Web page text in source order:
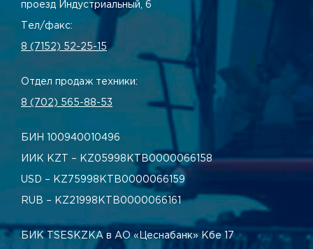
проезд Индустриальный, 6
Тел/факс:
8 (7152) 52-25-15
Отдел продаж техники:
8 (702) 565-88-53
БИН 100940010496
ИИК KZT – KZ05998КТВ0000066158
USD – KZ75998КТВ0000066159
RUB – KZ21998КТВ0000066161
БИК TSESKZKA в АО «Цеснабанк» Кбе 17